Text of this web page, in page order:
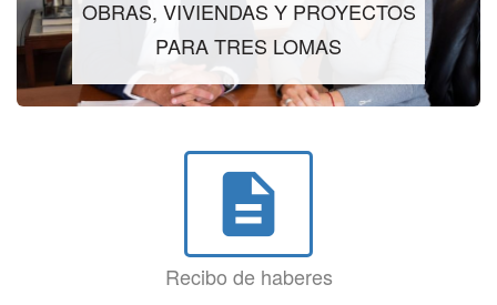
OBRAS, VIVIENDAS Y PROYECTOS
PARA TRES LOMAS
description
Recibo de haberes